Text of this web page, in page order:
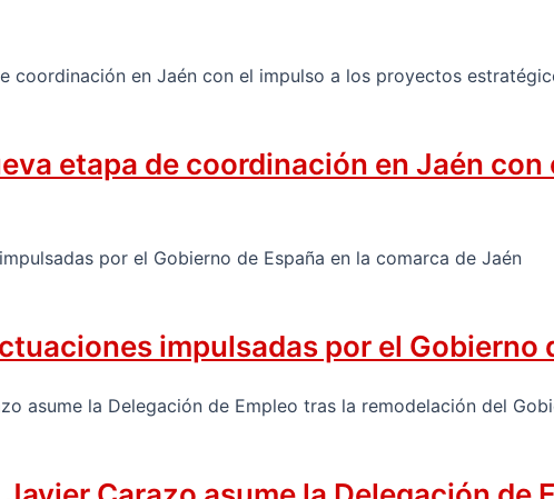
etapa de coordinación en Jaén
impulsadas por el Gobierno